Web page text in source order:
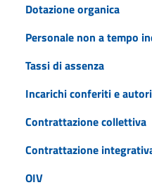
Dotazione organica
Personale non a tempo
Tassi di assenza
Incarichi conferiti e
Contrattazione collettiva
Contrattazione
OIV